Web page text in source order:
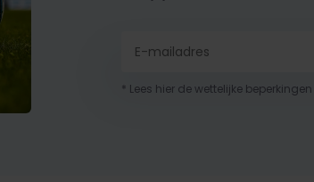
* Lees hier de wettelijke beperkingen